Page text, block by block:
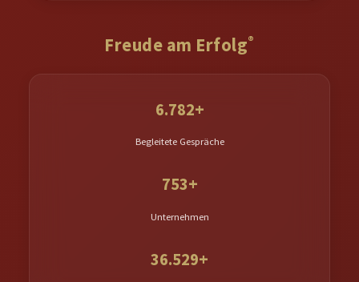
Freude am Erfolg®
753+
Unternehmen
36.529+
6.782+
Begleitete Gespräche